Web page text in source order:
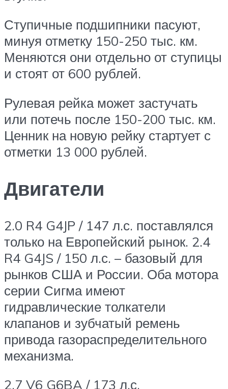
Ступичные подшипники пасуют,
минуя отметку 150-250 тыс. км.
Меняются они отдельно от ступицы
и стоят от 600 рублей.
Рулевая рейка может застучать
или потечь после 150-200 тыс. км.
Ценник на новую рейку стартует с
отметки 13 000 рублей.
Двигатели
2.0 R4 G4JP / 147 л.с. поставлялся
только на Европейский рынок. 2.4
R4 G4JS / 150 л.с. – базовый для
рынков США и России. Оба мотора
серии Сигма имеют
гидравлические толкатели
клапанов и зубчатый ремень
привода газораспределительного
механизма.
2.7 V6 G6BA / 173 л.с.